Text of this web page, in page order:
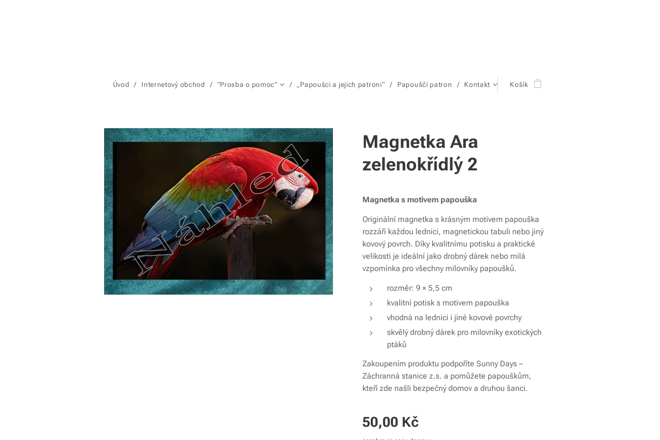
Úvod Internetový obchod "Prosba o pomoc" „Papoušci a jejich patroni“ Papouščí patron Kontakt Košík
Magnetka Ara
zelenokřídlý 2
Magnetka s motivem papouška
Originální magnetka s krásným motivem papouška
rozzáří každou lednici, magnetickou tabuli nebo jiný
kovový povrch. Díky kvalitnímu potisku a praktické
velikosti je ideální jako drobný dárek nebo milá
vzpomínka pro všechny milovníky papoušků.
rozměr: 9 × 5,5 cm
kvalitní potisk s motivem papouška
vhodná na lednici i jiné kovové povrchy
skvělý drobný dárek pro milovníky exotických
ptáků
Zakoupením produktu podpoříte Sunny Days –
Záchranná stanice z.s. a pomůžete papouškům,
kteří zde našli bezpečný domov a druhou šanci.
50,00 Kč